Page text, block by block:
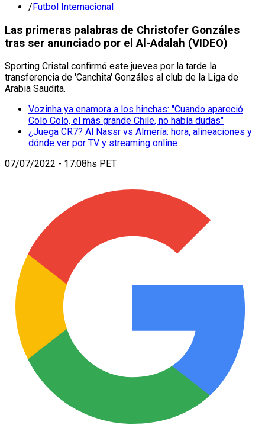
/Futbol Internacional
Las primeras palabras de Christofer Gonzáles
tras ser anunciado por el Al-Adalah (VIDEO)
Sporting Cristal confirmó este jueves por la tarde la
transferencia de 'Canchita' Gonzáles al club de la Liga de
Arabia Saudita.
Vozinha ya enamora a los hinchas: "Cuando apareció
Colo Colo, el más grande Chile, no había dudas"
¿Juega CR7? Al Nassr vs Almería: hora, alineaciones y
dónde ver por TV y streaming online
07/07/2022 - 17:08hs PET